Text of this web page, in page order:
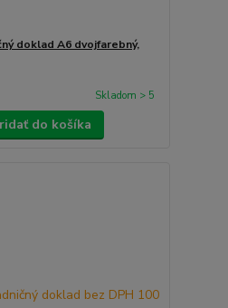
doklad A6 dvojfarebný,
Skladom > 5
do košíka